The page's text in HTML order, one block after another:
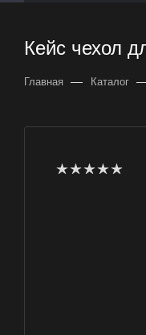
Кейс чехол
Главная — Каталог